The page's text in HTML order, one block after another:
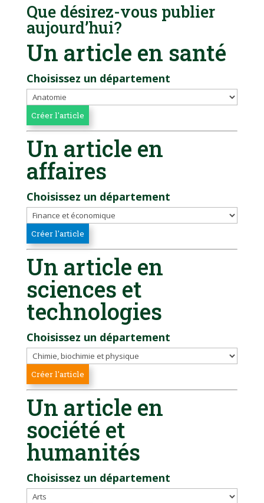
Que désirez-vous publier
aujourd’hui?
Un article en santé
Choisissez un département
Un article en
affaires
Choisissez un département
Un article en
sciences et
technologies
Choisissez un département
Un article en
société et
humanités
Choisissez un département